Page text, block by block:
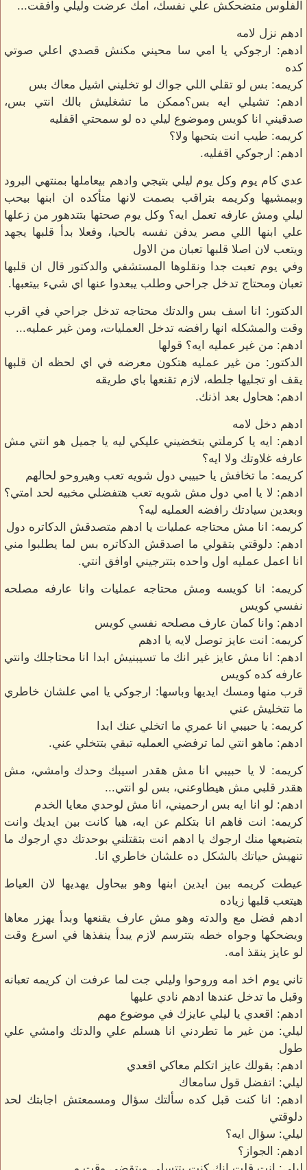
الفلوس متضحكش علي نفسك، امك عرضت وليلي وافقت...
ادهم نزل لامه
ادهم: ارجوكي يا امي سا محيني مكنش قصدي اعلي صوتي
كده
كريمه: بس لو تقلي اللي جواك لو تخليني اشيل معاك بس
ادهم: تشيلي ايه بس؟ممكن ما تشغليش بالك انتي بس،
صدقيني انا كويس وموضوع ليلي ده لو سمحتي اقفليه
كريمه: طيب انت بتحبها ولا؟
ادهم: ارجوكي اقفليه.
عدي كام يوم وكل يوم ليلي بتيجي وادهم بيعاملها بمنتهي البرود
وبيمشيها وكريمه بتراقب بصمت لانها متأكده ان ابنها بيحب
ليلي ومش عارفه تعمل ايه؟ وكل يوم صحتها بتتدهور من زعلها
علي ابنها اللي مصر يدفن نفسه بالحيا، وفعلا بدأ قلبها يجهد
ويتعب لان اصلا قلبها تعبان من الاول
وفي يوم تعبت جدا ونقلوها المستشفي والدكتور قال ان قلبها
تعبان ومحتاج تدخل جراحي وطلب يبعدوا عنها اي شيء بيتعبها.
الدكتور: انا اسف بس والدتك محتاجه تدخل جراحي في اقرب
وقت والمشكله انها رافضه تدخل العمليات، ومن غير عمليه...
ادهم: من غير عمليه ايه؟ قولها
الدكتور: من غير عمليه هتكون معرضه في اي لحظه ان قلبها
يقف او تجليها جلطه، لازم تقنعها باي طريقه
ادهم: هحاول بعد اذنك.
ادهم دخل لامه
ادهم: ايه يا كرملتي بتخضيني عليكي ليه يا جميل هو انتي مش
عارفه غلاوتك ولا ايه؟
كريمه: ما تخافش يا حبيبي دول شويه تعب وهيروحو لحالهم
ادهم: لا يا امي دول مش شويه تعب هتفضلي مخبيه لحد امتي؟
وبعدين سيادتك رافضه العمليه ليه؟
كريمه: انا مش محتاجه عمليات يا ادهم متصدقش الدكاتره دول
ادهم: دلوقتي بتقولي ما اصدقش الدكاتره بس لما يطلبوا مني
انا اعمل عمليه اول واحده بتترجيني اوافق انتي.
كريمه: انا كويسه ومش محتاجه عمليات وانا عارفه مصلحه
نفسي كويس
ادهم: وانا كمان عارف مصلحه نفسي كويس
كريمه: انت عايز توصل لايه يا ادهم
ادهم: انا مش عايز غير انك ما تسيبنيش ابدا انا محتاجلك وانتي
عارفه كده كويس
قرب منها ومسك ايديها وباسها: ارجوكي يا امي علشان خاطري
ما تتخليش عني
كريمه: يا حبيبي انا عمري ما اتخلي عنك ابدا
ادهم: ماهو انتي لما ترفضي العمليه تبقي بتتخلي عني.
كريمه: لا يا حبيبي انا مش هقدر اسيبك وحدك وامشي، مش
هقدر قلبي مش هيطاوعني، بس لو انتي...
ادهم: لو انا ايه بس ارحميني، انا مش لوحدي معايا الخدم
كريمه: انت فاهم انا بتكلم عن ايه، هيا كانت بين ايديك وانت
بتضيعها منك ارجوك يا ادهم انت بتقتلني بوحدتك دي ارجوك ما
تنهيش حياتك بالشكل ده علشان خاطري انا.
عيطت كريمه بين ايدين ابنها وهو بيحاول يهديها لان العياط
هيتعب قلبها زياده
ادهم فضل مع والدته وهو مش عارف يقنعها وبدأ يهزر معاها
ويضحكها وجواه خطه بتترسم لازم يبدأ ينفذها في اسرع وقت
لو عايز ينقذ امه.
تاني يوم اخد امه وروحوا وليلي جت لما عرفت ان كريمه تعبانه
وقبل ما تدخل عندها ادهم نادي عليها
ادهم: اقعدي يا ليلي عايزك في موضوع مهم
ليلي: من غير ما تطردني انا هسلم علي والدتك وامشي علي
طول
ادهم: بقولك عايز اتكلم معاكي اقعدي
ليلي: اتفضل قول سامعاك
ادهم: انا كنت قبل كده سألتك سؤال ومسمعتش اجابتك لحد
دلوقتي
ليلي: سؤال ايه؟
ادهم: الجواز؟